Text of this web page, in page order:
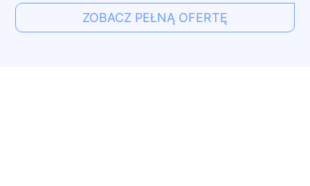
ZOBACZ PEŁNĄ OFERTĘ